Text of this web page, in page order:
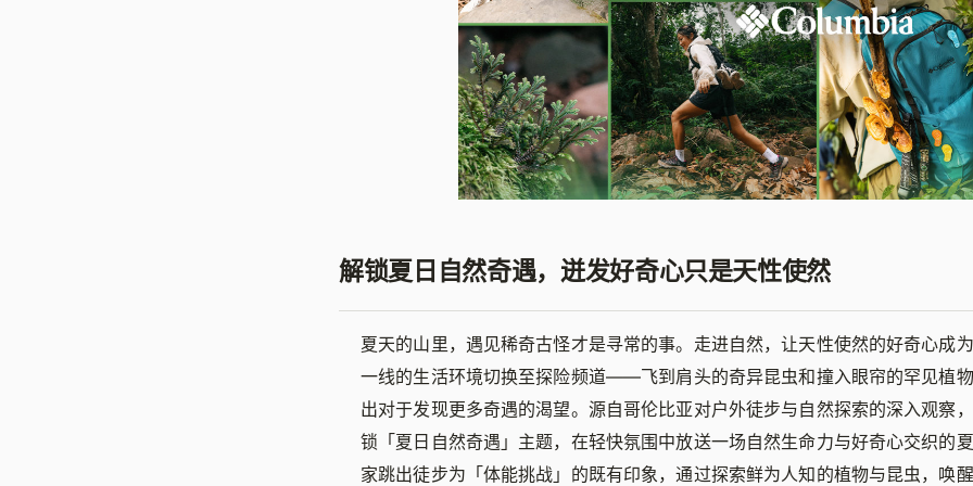
解锁夏日自然奇遇，迸发好奇心只是天性使然
夏天的山里，遇见稀奇古怪才是寻常的事。走进自然，让天性使然的好奇心成
一线的生活环境切换至探险频道——飞到肩头的奇异昆虫和撞入眼帘的罕见植
出对于发现更多奇遇的渴望。源自哥伦比亚对户外徒步与自然探索的深入观察
锁「夏日自然奇遇」主题，在轻快氛围中放送一场自然生命力与好奇心交织的
家跳出徒步为「体能挑战」的既有印象，通过探索鲜为人知的植物与昆虫，唤